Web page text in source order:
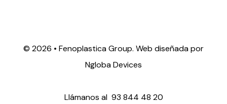
© 2026 • Fenoplastica Group. Web diseñada por
Ngloba Devices
Llámanos al 93 844 48 20